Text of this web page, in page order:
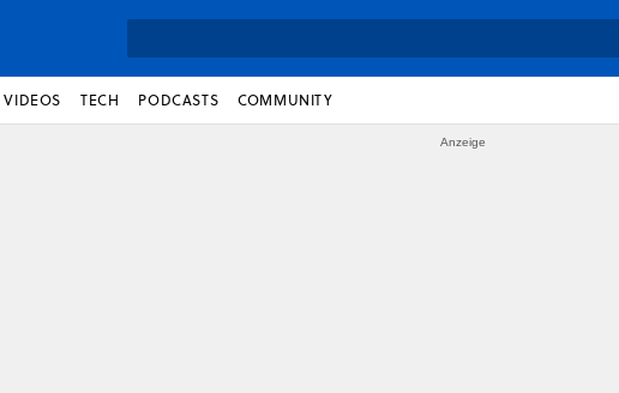
VIDEOS TECH PODCASTS COMMUNITY